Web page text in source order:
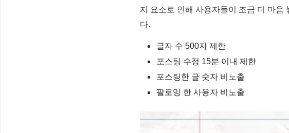
지 요소로 인해 사용자들이 조금 더 마음
다.
글자 수 500자 제한
포스팅 수정 15분 이내 제한
포스팅한 글 숫자 비노출
팔로잉 한 사용자 비노출